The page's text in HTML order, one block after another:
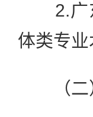
2.广东
体类专
（二